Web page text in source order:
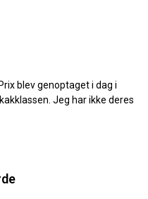
blev genoptaget i dag i
Jeg har ikke deres